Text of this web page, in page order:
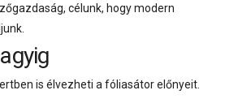
célunk, hogy modern
is élvezheti a fóliasátor előnyeit.